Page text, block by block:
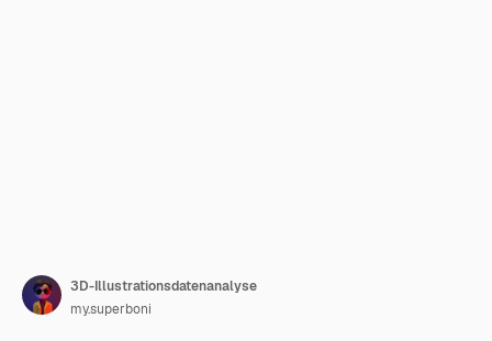
3D-Illustrationsdatenanalyse
my.superboni